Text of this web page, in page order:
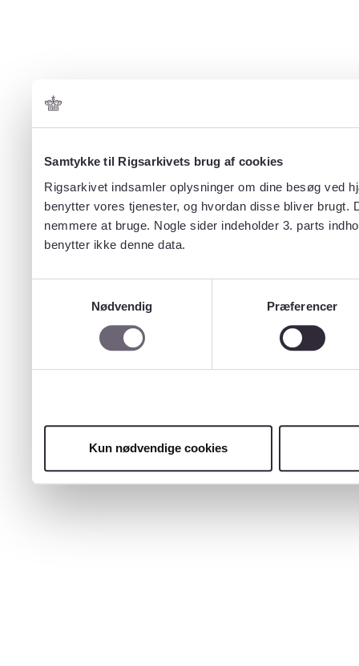
Samtykke til Rigsarkivets brug af cookies
Rigsarkivet indsamler oplysninger om dine besøg ved
benytter vores tjenester, og hvordan disse bliver
nemmere at bruge. Nogle sider indeholder 3. parts
benytter ikke denne data.
Nødvendig
Præferencer
Kun nødvendige cookies